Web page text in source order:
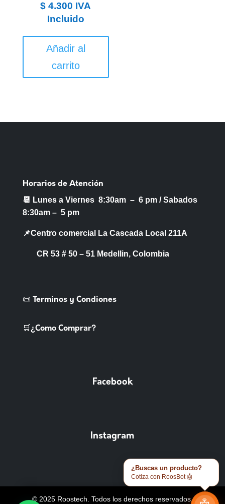
$ 4.300 IVA
Incluido
Añadir al
carrito
Horarios de Atención
📆 Lunes a Viernes 8:30am – 6 pm /Sabados
8:30am – 5 pm
📌Centro comercial La Cascada Local 211A
CR 53 # 50 – 51 Medellin, Colombia
📜 Terminos y Condiones
🛒¿Como Comprar?
Facebook
Instagram
© 2025 Roostech. Todos los derechos reservados.
¿Buscas un producto?
Cotiza con RoosBot 🤖